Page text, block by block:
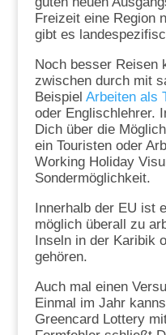
Freizeit eine Region
gibt es
Noch besser Reisen
zwischen durch mit
Beispiel Arbeiten als
oder Englischlehrer.
Dich über die
ein Touristen oder
Working Holiday
Sondermöglichkeit.
Innerhalb der EU ist
möglich überall zu
Inseln in der Karibik
gehören.
Auch mal einen
Einmal im Jahr
Greencard Lottery